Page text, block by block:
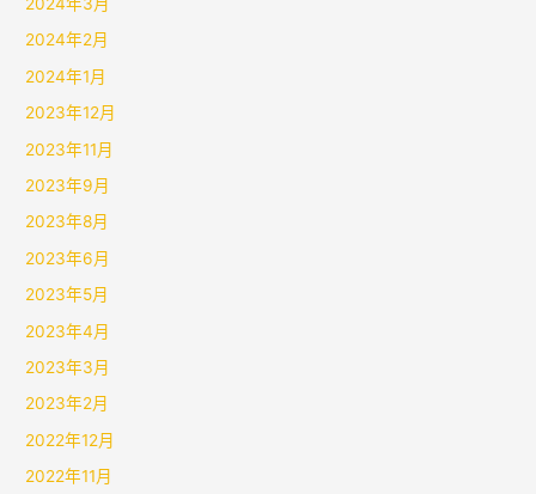
2024年2月
2024年1月
2023年12月
2023年11月
2023年9月
2023年8月
2023年6月
2023年5月
2023年4月
2023年3月
2023年2月
2022年12月
2022年11月